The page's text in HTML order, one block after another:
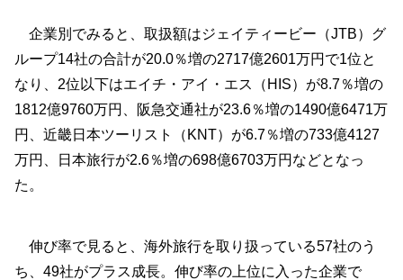
企業別でみると、取扱額はジェイティービー（JTB）グ
ループ14社の合計が20.0％増の2717億2601万円で1位と
なり、2位以下はエイチ・アイ・エス（HIS）が8.7％増の
1812億9760万円、阪急交通社が23.6％増の1490億6471万
円、近畿日本ツーリスト（KNT）が6.7％増の733億4127
万円、日本旅行が2.6％増の698億6703万円などとなっ
た。
伸び率で見ると、海外旅行を取り扱っている57社のう
ち、49社がプラス成長。伸び率の上位に入った企業で